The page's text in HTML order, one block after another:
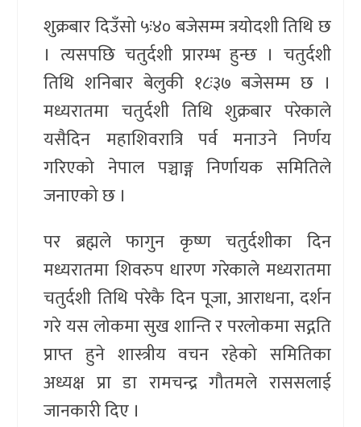
शुक्रबार दिउँसो ५ः४० बजेसम्म त्रयोदशी तिथि छ
। त्यसपछि चतुर्दशी प्रारम्भ हुन्छ । चतुर्दशी
तिथि शनिबार बेलुकी १८ः३७ बजेसम्म छ ।
मध्यरातमा चतुर्दशी तिथि शुक्रबार परेकाले
यसैदिन महाशिवरात्रि पर्व मनाउने निर्णय
गरिएको नेपाल पञ्चाङ्ग निर्णायक समितिले
जनाएको छ ।
पर ब्रह्मले फागुन कृष्ण चतुर्दशीका दिन
मध्यरातमा शिवरुप धारण गरेकाले मध्यरातमा
चतुर्दशी तिथि परेकै दिन पूजा, आराधना, दर्शन
गरे यस लोकमा सुख शान्ति र परलोकमा सद्गति
प्राप्त हुने शास्त्रीय वचन रहेको समितिका
अध्यक्ष प्रा डा रामचन्द्र गौतमले राससलाई
जानकारी दिए ।